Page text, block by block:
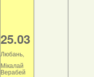
25.03
Любань,
Мікалай
Верабей